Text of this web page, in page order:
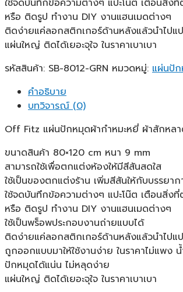
หรือ ติดรูป ทำงาน DIY งานแฮนเมดต่างๆ
ติดง่ายแค่ลอกสติกเกอร์ด้านหลังแล้วนำไปแ
แผ่นใหญ่ ติดได้เยอะจุใจ ในราคาเบาเบา
รหัสสินค้า: SB-8012-GRN หมวดหมู่: แผ่นปั
คำอธิบาย
บทวิจารณ์ (0)
Off Fitz แผ่นปักหมุดผ้ากำหมะหยี่ ผ้าสักหล
ขนาดสินค้า 80×120 cm หนา 9 mm
สามารถใช้เพื่อตกแต่งห้องให้มีสีสันสดใส
ใช้เป็นของตกแต่งร้าน เพิ่มสีสันให้กับบรรยาก
ใช้จดบันทึกข้อความต่างๆ แปะโน๊ต เตือนสิ่งที่
หรือ ติดรูป ทำงาน DIY งานแฮนเมดต่างๆ
ใช้เป็นพร็อพประกอบงานถ่ายแบบได้
ติดง่ายแค่ลอกสติกเกอร์ด้านหลังแล้วนำไปแ
ถูกออกแบบมาให้ใช้งานง่าย ในราคาไม่แพง
ปักหมุดได้แน่น ไม่หลุดง่าย
แผ่นใหญ่ ติดได้เยอะจุใจ ในราคาเบาเบา